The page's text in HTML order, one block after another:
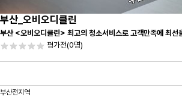
부산_오비오디클린
부산 <오비오디클린> 최고의 청소서비스로 고객만족에 최선
평가전(0명)
부산전지역